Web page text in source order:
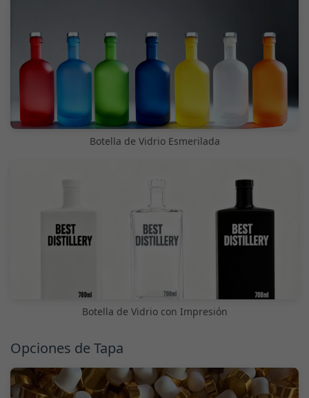
Botella de Vidrio Esmerilada
Botella de Vidrio con Impresión
Opciones de Tapa